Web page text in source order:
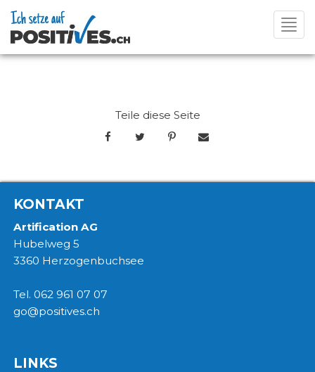
Teile diese Seite
KONTAKT
Artification AG
Hubelweg 5
3360 Herzogenbuchsee
Tel. 062 961 07 07
go@positives.ch
LINKS